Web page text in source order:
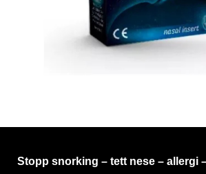
Stopp snorking – tett nese – allergi